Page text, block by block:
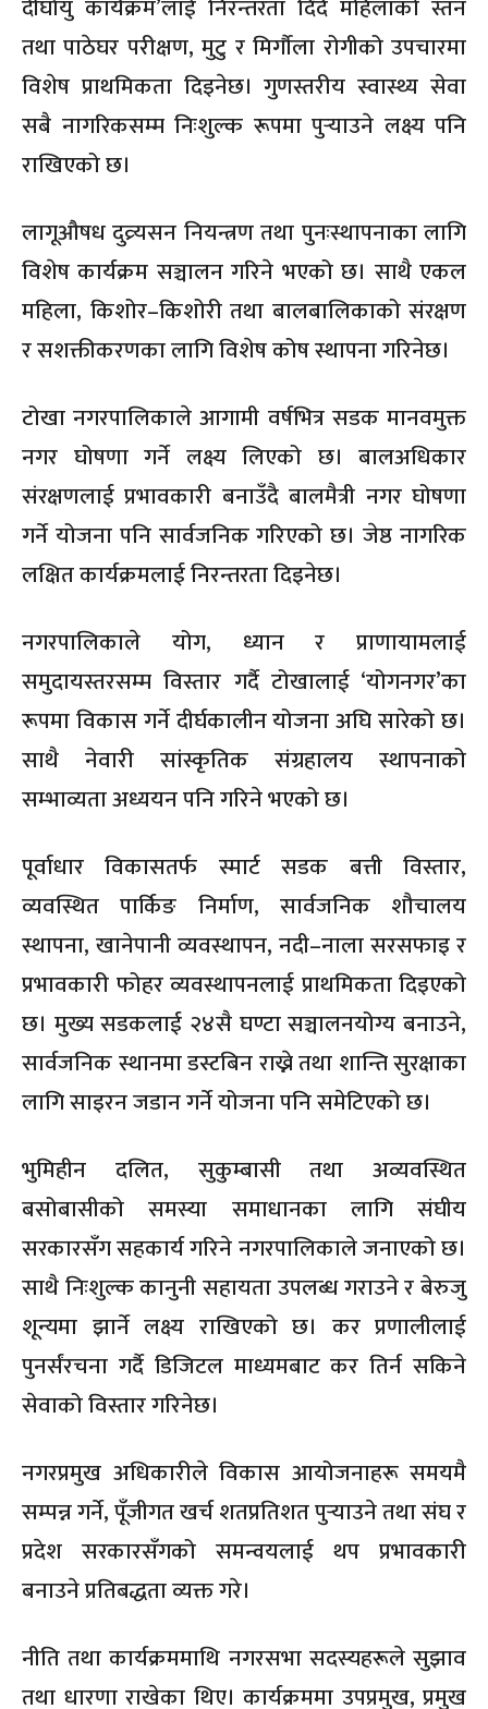
दीर्घायु कार्यक्रम’लाई निरन्तरता दिँदै महिलाको स्तन
तथा पाठेघर परीक्षण, मुटु र मिर्गौला रोगीको उपचारमा
विशेष प्राथमिकता दिइनेछ। गुणस्तरीय स्वास्थ्य सेवा
सबै नागरिकसम्म निःशुल्क रूपमा पुर्‍याउने लक्ष्य पनि
राखिएको छ।
लागूऔषध दुव्र्यसन नियन्त्रण तथा पुनःस्थापनाका लागि
विशेष कार्यक्रम सञ्चालन गरिने भएको छ। साथै एकल
महिला, किशोर–किशोरी तथा बालबालिकाको संरक्षण
र सशक्तीकरणका लागि विशेष कोष स्थापना गरिनेछ।
टोखा नगरपालिकाले आगामी वर्षभित्र सडक मानवमुक्त
नगर घोषणा गर्ने लक्ष्य लिएको छ। बालअधिकार
संरक्षणलाई प्रभावकारी बनाउँदै बालमैत्री नगर घोषणा
गर्ने योजना पनि सार्वजनिक गरिएको छ। जेष्ठ नागरिक
लक्षित कार्यक्रमलाई निरन्तरता दिइनेछ।
नगरपालिकाले योग, ध्यान र प्राणायामलाई
समुदायस्तरसम्म विस्तार गर्दै टोखालाई ‘योगनगर’का
रूपमा विकास गर्ने दीर्घकालीन योजना अघि सारेको छ।
साथै नेवारी सांस्कृतिक संग्रहालय स्थापनाको
सम्भाव्यता अध्ययन पनि गरिने भएको छ।
पूर्वाधार विकासतर्फ स्मार्ट सडक बत्ती विस्तार,
व्यवस्थित पार्किङ निर्माण, सार्वजनिक शौचालय
स्थापना, खानेपानी व्यवस्थापन, नदी–नाला सरसफाइ र
प्रभावकारी फोहर व्यवस्थापनलाई प्राथमिकता दिइएको
छ। मुख्य सडकलाई २४सै घण्टा सञ्चालनयोग्य बनाउने,
सार्वजनिक स्थानमा डस्टबिन राख्ने तथा शान्ति सुरक्षाका
लागि साइरन जडान गर्ने योजना पनि समेटिएको छ।
भुमिहीन दलित, सुकुम्बासी तथा अव्यवस्थित
बसोबासीको समस्या समाधानका लागि संघीय
सरकारसँग सहकार्य गरिने नगरपालिकाले जनाएको छ।
साथै निःशुल्क कानुनी सहायता उपलब्ध गराउने र बेरुजु
शून्यमा झार्ने लक्ष्य राखिएको छ। कर प्रणालीलाई
पुनर्संरचना गर्दै डिजिटल माध्यमबाट कर तिर्न सकिने
सेवाको विस्तार गरिनेछ।
नगरप्रमुख अधिकारीले विकास आयोजनाहरू समयमै
सम्पन्न गर्ने, पूँजीगत खर्च शतप्रतिशत पुर्‍याउने तथा संघ र
प्रदेश सरकारसँगको समन्वयलाई थप प्रभावकारी
बनाउने प्रतिबद्धता व्यक्त गरे।
नीति तथा कार्यक्रममाथि नगरसभा सदस्यहरूले सुझाव
तथा धारणा राखेका थिए। कार्यक्रममा उपप्रमुख, प्रमुख